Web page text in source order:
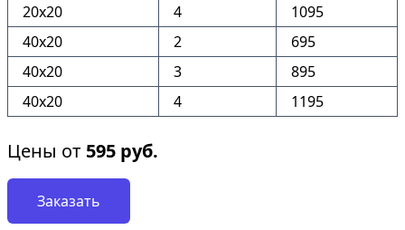
20х20
4
1095
40х20
2
695
40х20
3
895
40х20
4 1195
Цены от 595 руб.
Заказать